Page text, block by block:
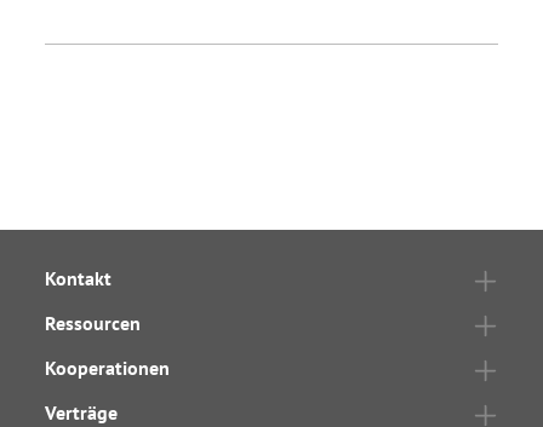
Kontakt
Ressourcen
Kooperationen
Verträge